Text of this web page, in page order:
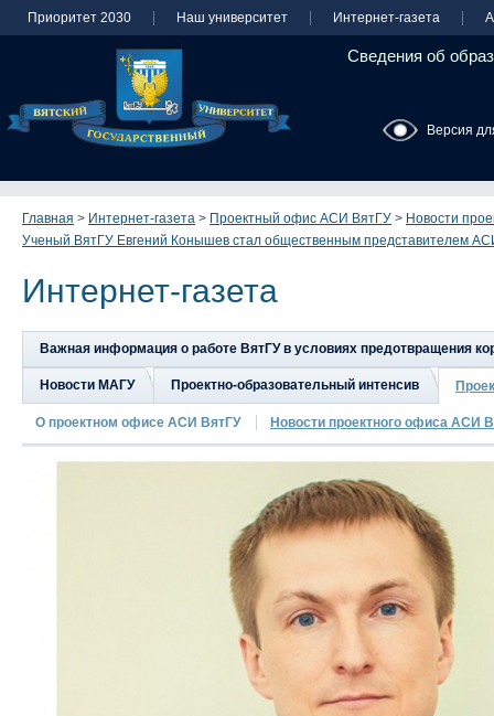
Приоритет 2030 Наш университет Интернет-газета
Сведения об
Версия
Главная > Интернет-газета > Проектный офис АСИ ВятГУ > Новости
Ученый ВятГУ Евгений Конышев стал общественным представителем
Интернет-газета
Важная информация о работе ВятГУ в условиях предотвращения
Новости МАГУ Проектно-образовательный интенсив
О проектном офисе АСИ ВятГУ Новости проектного офиса АСИ